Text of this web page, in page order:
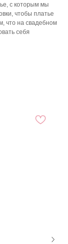
с которым мы
чтобы платье
что на свадебном
себя